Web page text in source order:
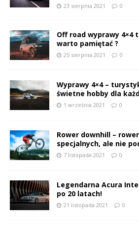
23 sierpnia 2021 0
Off road wyprawy 4×4
warto pamiętać ?
25 sierpnia 2021 0
Wyprawy 4×4 –
świetne hobby dla
1 września 2021 0
Rower downhill –
specjalnych, ale nie
7 listopada 2021 0
Legendarna Acura
po 20 latach!
21 listopada 2021 0